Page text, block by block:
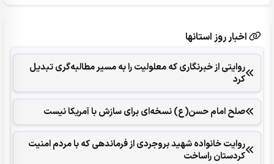
اخبار روز استانها
روایتی از خبرنگاری که معلولیت را به مسیر مطالبه‌گری تبدیل
کرد
صلح امام حسن(ع) نسخه‌ای برای سازش با آمریکا نیست
روایت خانواده شهید بروجردی از فرماندهی که با مردم امنیت
کردستان راساخت